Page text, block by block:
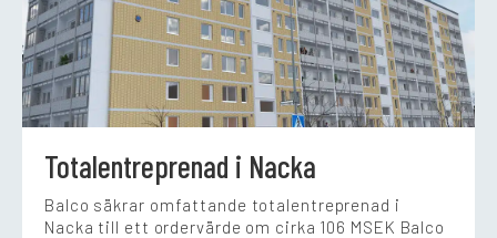
Totalentreprenad i Nacka
Balco säkrar omfattande totalentreprenad i
Nacka till ett ordervärde om cirka 106 MSEK Balco